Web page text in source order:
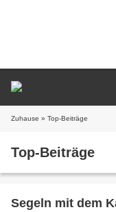
Zuhause » Top-Beiträge
Top-Beiträge
Segeln mit dem